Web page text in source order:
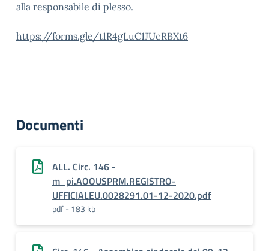
alla responsabile di plesso.
https://forms.gle/t1R4gLuC1JUcRBXt6
Documenti
ALL. Circ. 146 -
m_pi.AOOUSPRM.REGISTRO-
UFFICIALEU.0028291.01-12-2020.pdf
pdf - 183 kb